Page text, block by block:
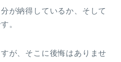
が納得しているか、そして
。
が、そこに後悔はありませ